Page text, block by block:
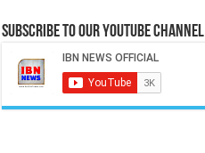
Subscribe to our Youtube Channel